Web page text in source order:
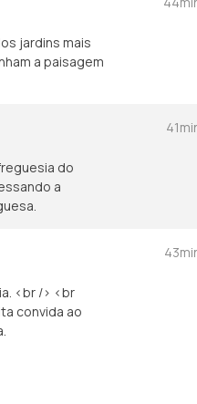
jardins mais
a paisagem
do
a
<br /> <br
convida ao